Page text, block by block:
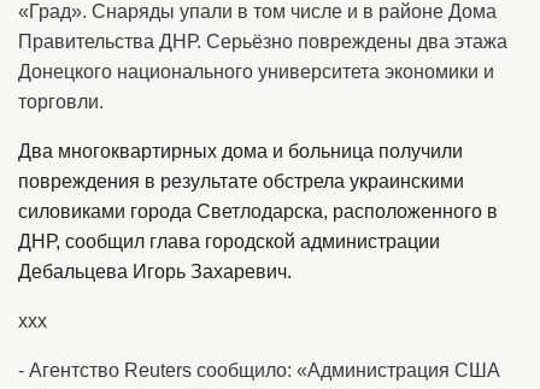
«Град». Снаряды упали в том числе и в районе Дома
Правительства ДНР. Серьёзно повреждены два этажа
Донецкого национального университета экономики и
торговли.
Два многоквартирных дома и больница получили
повреждения в результате обстрела украинскими
силовиками города Светлодарска, расположенного в
ДНР, сообщил глава городской администрации
Дебальцева Игорь Захаревич.
ххх
- Агентство Reuters сообщило: «Администрация США